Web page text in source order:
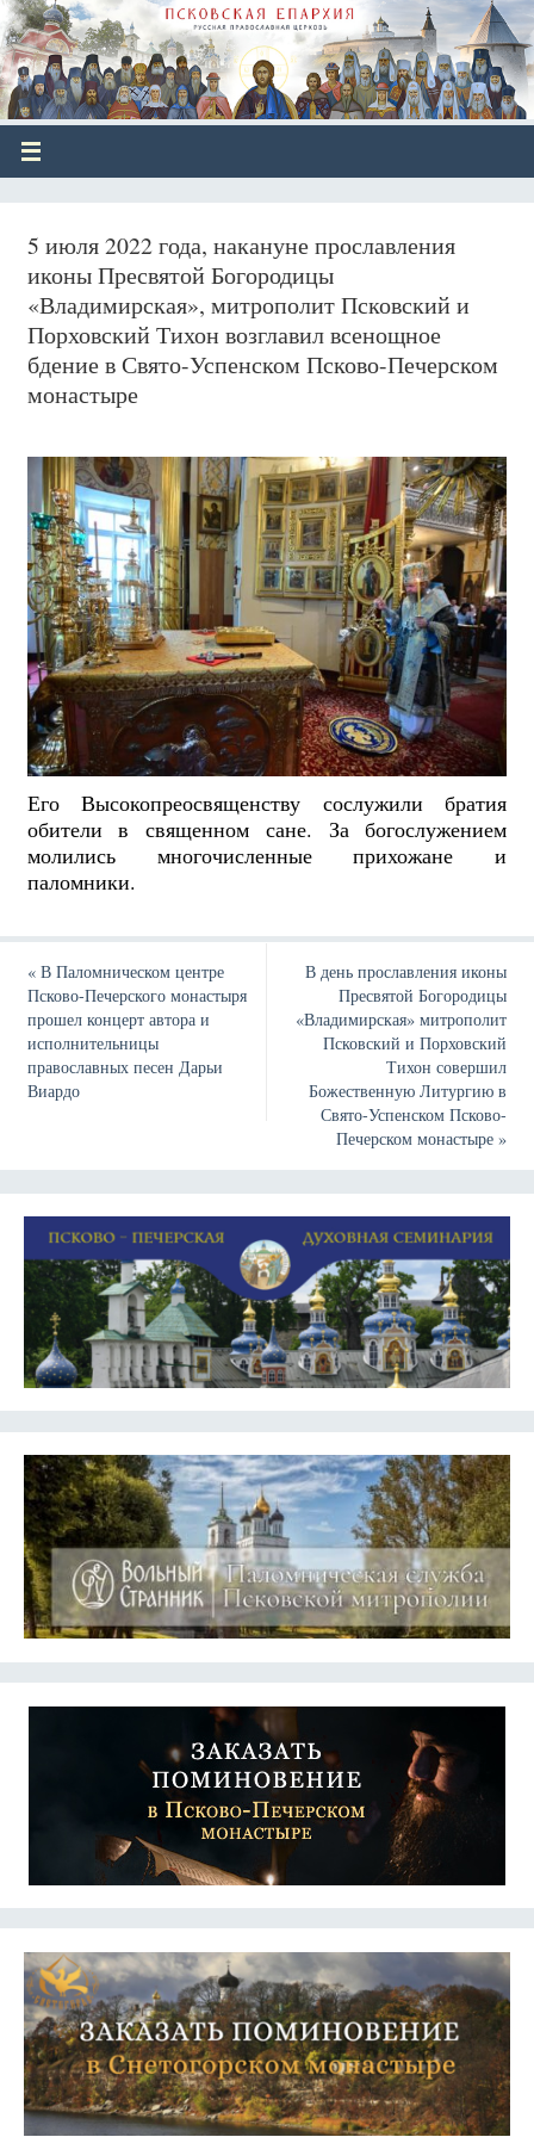
5 июля 2022 года, накануне прославления
иконы Пресвятой Богородицы
«Владимирская», митрополит Псковский и
Порховский Тихон возглавил всенощное
бдение в Свято-Успенском Псково-Печерском
монастыре
Его Высокопреосвященству сослужили братия
обители в священном сане. За богослужением
молились многочисленные прихожане и
паломники.
«В Паломническом центре
Псково-Печерского монастыря
прошел концерт автора и
исполнительницы
православных песен Дарьи
Виардо
В день прославления иконы
Пресвятой Богородицы
«Владимирская» митрополит
Псковский и Порховский
Тихон совершил
Божественную Литургию в
Свято-Успенском Псково-
Печерском монастыре»